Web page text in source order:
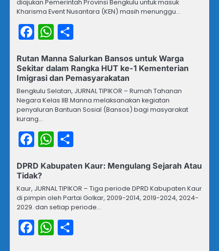
diajukan Pemerintah Provinsi Bengkulu untuk masuk
Kharisma Event Nusantara (KEN) masih menunggu…
Facebook
WhatsApp
Rutan Manna Salurkan Bansos untuk Warga
Sekitar dalam Rangka HUT ke-1 Kementerian
Imigrasi dan Pemasyarakatan
Bengkulu Selatan, JURNAL TIPIKOR – Rumah Tahanan
Negara Kelas IIB Manna melaksanakan kegiatan
penyaluran Bantuan Sosial (Bansos) bagi masyarakat
kurang…
Facebook
WhatsApp
DPRD Kabupaten Kaur: Mengulang Sejarah Atau
Tidak?
Kaur, JURNAL TIPIKOR – Tiga periode DPRD Kabupaten Kaur
di pimpin oleh Partai Golkar, 2009-2014, 2019-2024, 2024-
2029. dan setiap periode…
Facebook
WhatsApp